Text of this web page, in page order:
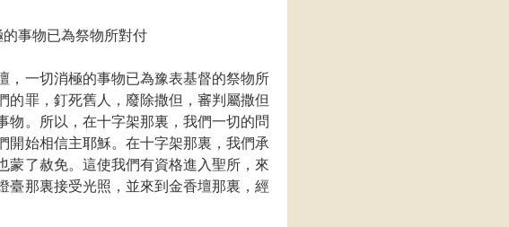
事物已為祭物所對付
，一切消極的事物已為豫表基督的祭物所
的罪，釘死舊人，廢除撒但，審判屬撒但
物。所以，在十字架那裏，我們一切的問
開始相信主耶穌。在十字架那裏，我們承
蒙了赦免。這使我們有資格進入聖所，來
臺那裏接受光照，並來到金香壇那裏，經